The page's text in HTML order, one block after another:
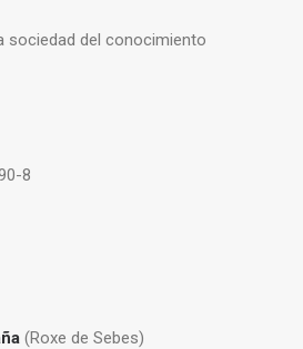
sociedad del conocimiento
8
(Roxe de Sebes)